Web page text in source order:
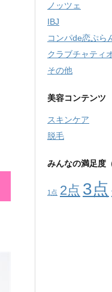
ノッツェ
IBJ
コンパde恋ぷら
クラブチャティ
その他
美容コンテンツ
スキンケア
脱毛
みんなの満足度
1点 2点 3点